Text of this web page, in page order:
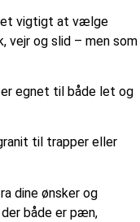
vigtigt at vælge
vejr og slid – men som
egnet til både let og
til trapper eller
dine ønsker og
både er pæn,